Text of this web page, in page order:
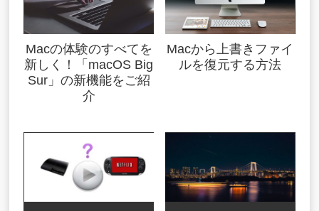
Macの体験のすべてを
新しく！「macOS Big
Sur」の新機能をご紹
介
Macから上書きファイ
ルを復元する方法